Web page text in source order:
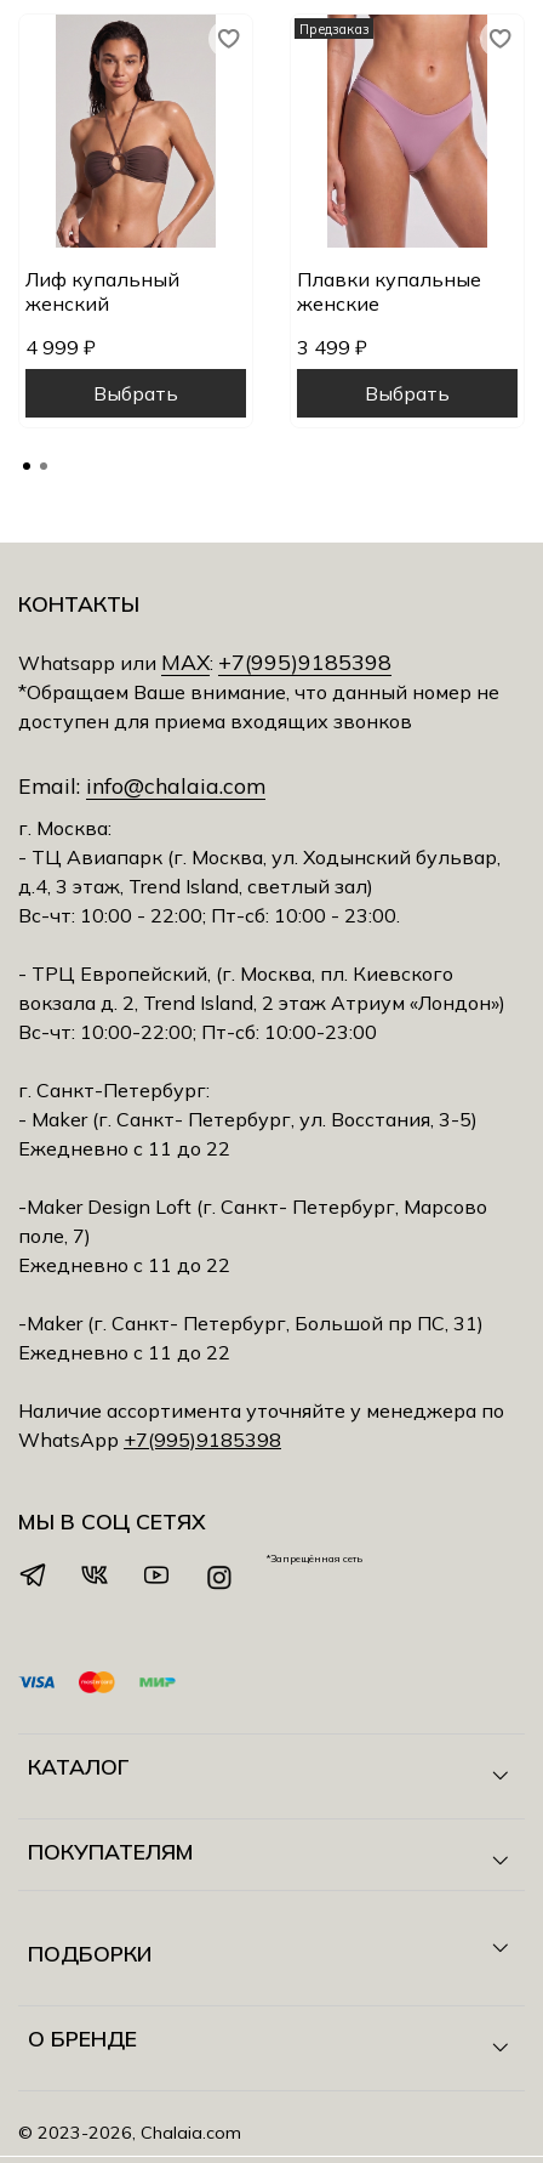
Лиф купальный
женский
4 999 ₽
Выбрать
Предзаказ
Плавки купальные
женские
3 499 ₽
Выбрать
КАТАЛОГ
ПОКУПАТЕЛЯМ
ПОДБОРКИ
О БРЕНДЕ
КОНТАКТЫ
Whatsapp или MAX: +7(995)9185398
*Обращаем Ваше внимание, что данный номер не
доступен для приема входящих звонков
Email: info@chalaia.com
г. Москва:
- ТЦ Авиапарк (г. Москва, ул. Ходынский бульвар,
д.4, 3 этаж, Trеnd Island, светлый зал)
Вс-чт: 10:00 - 22:00; Пт-сб: 10:00 - 23:00.
- ТРЦ Европейский, (г. Москва, пл. Киевского
вокзала д. 2, Trеnd Island, 2 этаж Атриум «Лондон»)
Вс-чт: 10:00-22:00; Пт-сб: 10:00-23:00
г. Санкт-Петербург:
- Maker (г. Санкт- Петербург, ул. Восстания, 3-5)
Ежедневно с 11 до 22
-Maker Design Loft (г. Санкт- Петербург, Марсово
поле, 7)
Ежедневно с 11 до 22
-Maker (г. Санкт- Петербург, Большой пр ПС, 31)
Ежедневно с 11 до 22
Наличие ассортимента уточняйте у менеджера по
WhatsApp +7(995)9185398
МЫ В СОЦ СЕТЯХ
*Запрещённая сеть
©️ 2023-2026, Chalaia.com